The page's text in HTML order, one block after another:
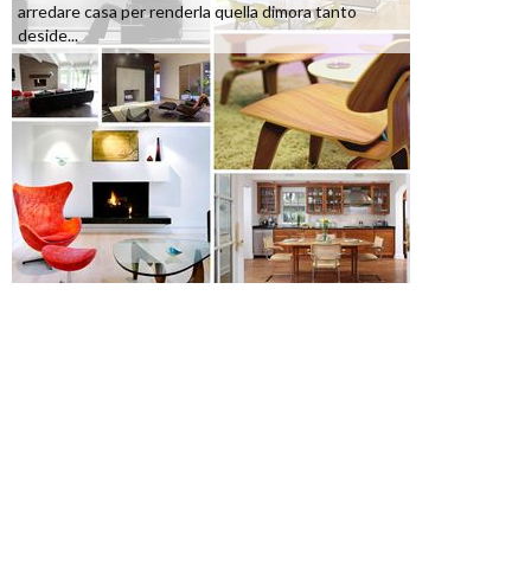
arredare casa per renderla quella dimora tanto
deside...